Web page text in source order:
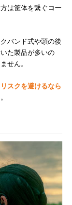
独自の
イヤー）
モニタ
搭載
イヤー）
中も落
感
イナミ
採用
ちつ
を最小
耳掛け（オープ
エアー）
ぱな
る、快
耳掛け（オープ
エアー）
は筐体を繋ぐコー
バンド式や頭の後
た製品が多いの
せん。
スクを避けるなら